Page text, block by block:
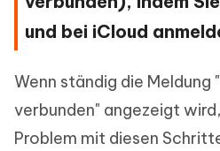
und bei iCloud
Wenn ständig die Meldung
verbunden" angezeigt
Problem mit diesen